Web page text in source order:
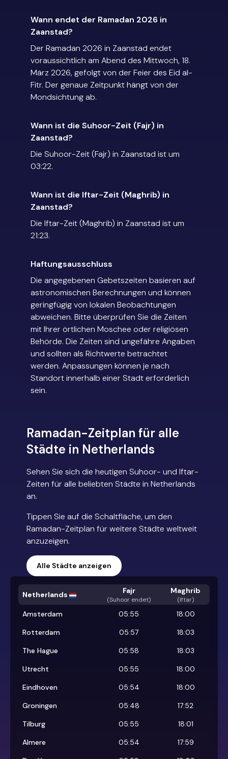
Wann endet der Ramadan 2026 in
Zaanstad?
Der Ramadan 2026 in Zaanstad endet
voraussichtlich am Abend des Mittwoch, 18.
März 2026, gefolgt von der Feier des Eid al-
Fitr. Der genaue Zeitpunkt hängt von der
Mondsichtung ab.
Wann ist die Suhoor-Zeit (Fajr) in
Zaanstad?
Die Suhoor-Zeit (Fajr) in Zaanstad ist um
03:22.
Wann ist die Iftar-Zeit (Maghrib) in
Zaanstad?
Die Iftar-Zeit (Maghrib) in Zaanstad ist um
21:23.
Haftungsausschluss
Die angegebenen Gebetszeiten basieren auf
astronomischen Berechnungen und können
geringfügig von lokalen Beobachtungen
abweichen. Bitte überprüfen Sie die Zeiten
mit Ihrer örtlichen Moschee oder religiösen
Behörde. Die Zeiten sind ungefähre Angaben
und sollten als Richtwerte betrachtet
werden. Anpassungen können je nach
Standort innerhalb einer Stadt erforderlich
sein.
Ramadan-Zeitplan für alle
Städte in Netherlands
Sehen Sie sich die heutigen Suhoor- und Iftar-
Zeiten für alle beliebten Städte in Netherlands
an.
Tippen Sie auf die Schaltfläche, um den
Ramadan-Zeitplan für weitere Städte weltweit
anzuzeigen.
Alle Städte anzeigen
Netherlands Fajr
(Suhoor endet)
Maghrib
(Iftar)
Amsterdam 05:55
18:00
Rotterdam
05:57
18:03
The Hague
05:58
18:03
Utrecht
05:55
18:00
Eindhoven
05:54
18:00
Groningen
05:48
17:52
Tilburg
05:55
18:01
Almere
05:54
17:59